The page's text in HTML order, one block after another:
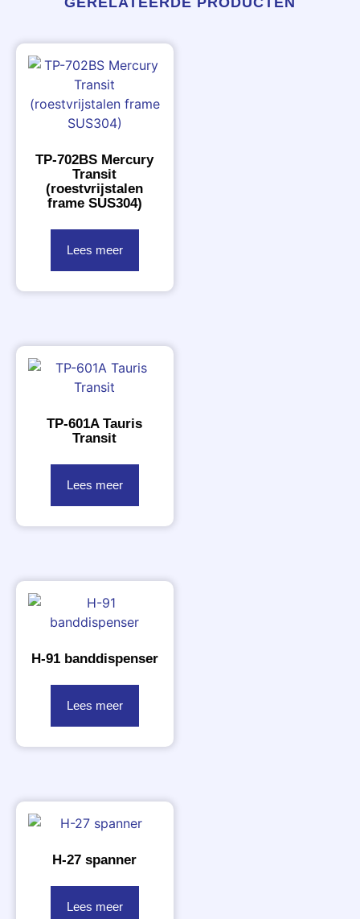
TP-702BS Mercury
Transit
(roestvrijstalen
frame SUS304)
Lees meer
TP-601A Tauris
Transit
Lees meer
H-91 banddispenser
Lees meer
H-27 spanner
Lees meer